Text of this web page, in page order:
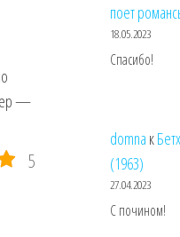
—
5
поет
18.05.2023
Спасибо!
domna к
(1963)
27.04.2023
С почином!